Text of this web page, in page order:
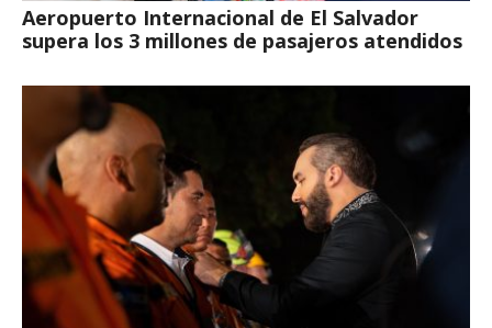
Aeropuerto Internacional de El Salvador
supera los 3 millones de pasajeros atendidos